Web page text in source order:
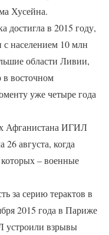
Хусейна.
достигла в 2015 году,
с населением 10 млн
области Ливии,
восточном
уже четыре года
Афганистана ИГИЛ
26 августа, когда
– военные
за серию терактов в
2015 года в Париже
устроили взрывы